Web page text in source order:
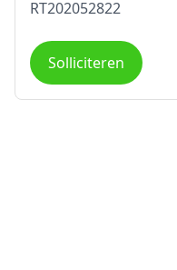
RT202052822
Solliciteren